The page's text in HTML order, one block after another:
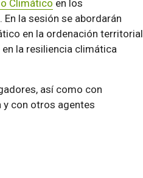
Climático en los
la sesión se abordarán
en la ordenación territorial
la resiliencia climática
así como con
con otros agentes